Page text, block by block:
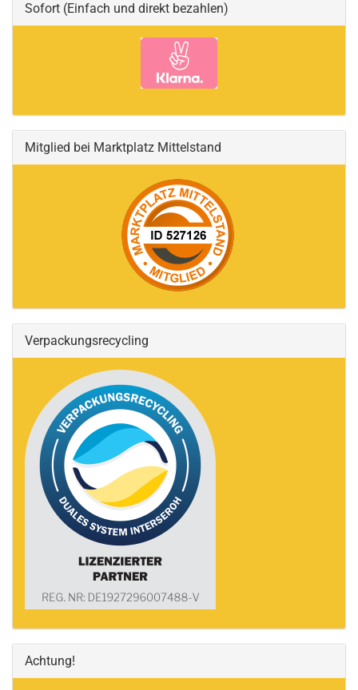
Sofort (Einfach und direkt bezahlen)
Mitglied bei Marktplatz Mittelstand
Verpackungsrecycling
Achtung!